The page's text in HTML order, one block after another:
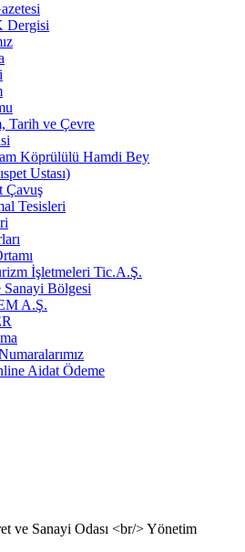
Dergisi
Tarih ve Çevre
Köprülülü Hamdi Bey
Ustası)
Çavuş
Tesisleri
İşletmeleri Tic.A.Ş.
Bölgesi
A.Ş.
Aidat Ödeme